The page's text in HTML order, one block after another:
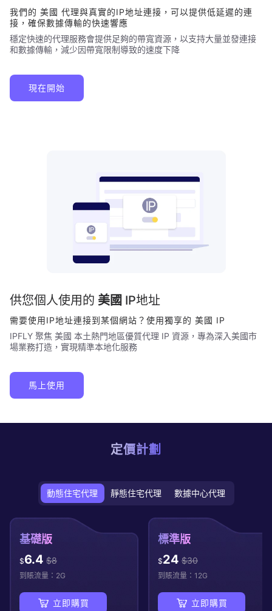
我們的 美國 代理與真實的IP地址連接，可以提供低延遲的連
接，確保數據傳輸的快速響應
穩定快速的代理服務會提供足夠的帶寬資源，以支持大量並發連接
和數據傳輸，減少因帶寬限制導致的速度下降
現在開始
供您個人使用的 美國 IP地址
需要使用IP地址連接到某個網站？使用獨享的 美國 IP
IPFLY 聚焦 美國 本土熱門地區優質代理 IP 資源，專為深入美國市
場業務打造，實現精準本地化服務
馬上使用
定價計劃
動態住宅代理 靜態住宅代理 數據中心代理
基礎版
$6.4 $8
到賬流量： 2G
立即購買
標準版
$24 $30
到賬流量： 12G
立即購買